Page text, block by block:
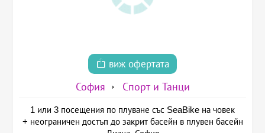
виж офертата
София Спорт и Танци
1 или 3 посещения по плуване със SeaBike на човек
+ неограничен достъп до закрит басейн в плувен басейн